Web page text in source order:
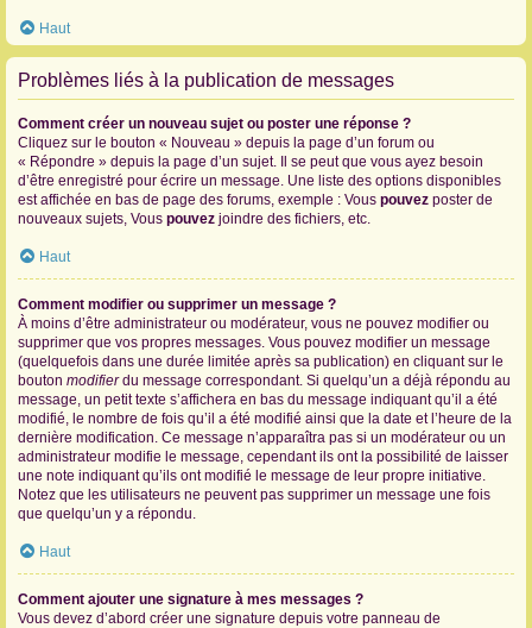
Haut
Problèmes liés à la publication de messages
Comment créer un nouveau sujet ou poster une réponse ?
Cliquez sur le bouton « Nouveau » depuis la page d’un forum ou
« Répondre » depuis la page d’un sujet. Il se peut que vous ayez besoin
d’être enregistré pour écrire un message. Une liste des options disponibles
est affichée en bas de page des forums, exemple : Vous pouvez poster de
nouveaux sujets, Vous pouvez joindre des fichiers, etc.
Haut
Comment modifier ou supprimer un message ?
À moins d’être administrateur ou modérateur, vous ne pouvez modifier ou
supprimer que vos propres messages. Vous pouvez modifier un message
(quelquefois dans une durée limitée après sa publication) en cliquant sur le
bouton modifierdu message correspondant. Si quelqu’un a déjà répondu au
message, un petit texte s’affichera en bas du message indiquant qu’il a été
modifié, le nombre de fois qu’il a été modifié ainsi que la date et l’heure de la
dernière modification. Ce message n’apparaîtra pas si un modérateur ou un
administrateur modifie le message, cependant ils ont la possibilité de laisser
une note indiquant qu’ils ont modifié le message de leur propre initiative.
Notez que les utilisateurs ne peuvent pas supprimer un message une fois
que quelqu’un y a répondu.
Haut
Comment ajouter une signature à mes messages ?
Vous devez d’abord créer une signature depuis votre panneau de